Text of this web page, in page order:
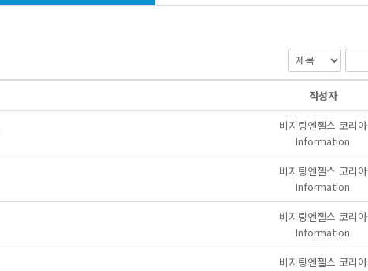
작성자
비지팅엔젤스 코리아
Information
비지팅엔젤스 코리아
Information
비지팅엔젤스 코리아
Information
비지팅엔젤스 코리아